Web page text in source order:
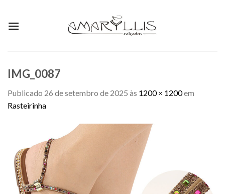
content
IMG_0087
Publicado 26 de setembro de 2025 às 1200 × 1200em
Rasteirinha